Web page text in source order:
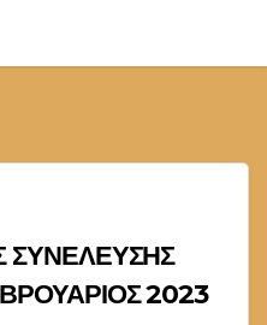
ΣΥΝΕΛΕΥΣΗΣ
2023